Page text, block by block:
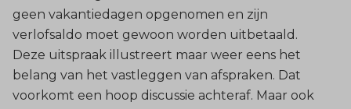
geen vakantiedagen opgenomen en zijn
verlofsaldo moet gewoon worden uitbetaald.
Deze uitspraak illustreert maar weer eens het
belang van het vastleggen van afspraken. Dat
voorkomt een hoop discussie achteraf. Maar ook